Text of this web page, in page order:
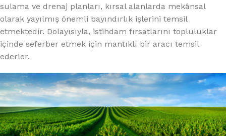
sulama ve drenaj planları, kırsal alanlarda mekânsal
olarak yayılmış önemli bayındırlık işlerini temsil
etmektedir. Dolayısıyla, istihdam fırsatlarını topluluklar
içinde seferber etmek için mantıklı bir aracı temsil
ederler.